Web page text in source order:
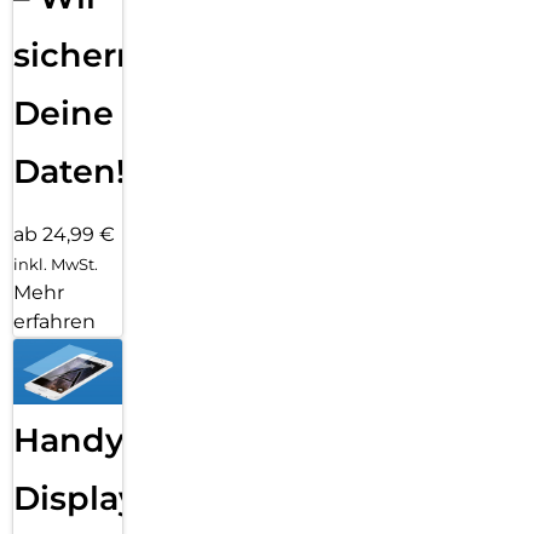
sichern
Deine
Daten!
ab 24,99 €
inkl. MwSt.
Mehr
erfahren
Handy
Displayfolie